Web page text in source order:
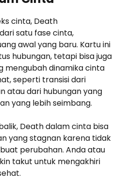
cinta, Death
satu fase cinta,
awal yang baru. Kartu ini
hubungan, tetapi bisa juga
mengubah dinamika cinta
seperti transisi dari
atau dari hubungan yang
yang lebih seimbang.
Death dalam cinta bisa
yang stagnan karena tidak
perubahan. Anda atau
takut untuk mengakhiri